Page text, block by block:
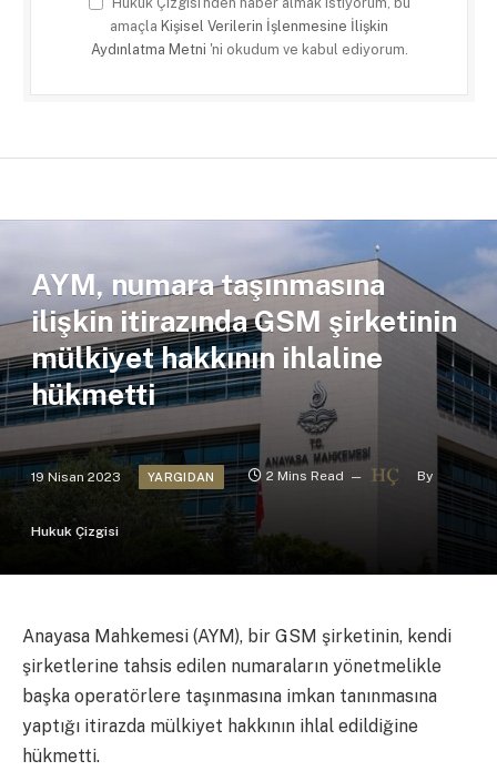
amaçla Kişisel Verilerin İşlenmesine İlişkin
Aydınlatma Metni 'ni okudum ve kabul ediyorum.
AYM, numara taşınmasına
ilişkin itirazında GSM şirketinin
mülkiyet hakkının ihlaline
hükmetti
19 Nisan 2023 YARGIDAN 2 Mins Read By
Hukuk Çizgisi
Anayasa Mahkemesi (AYM), bir GSM şirketinin, kendi
şirketlerine tahsis edilen numaraların yönetmelikle
başka operatörlere taşınmasına imkan tanınmasına
yaptığı itirazda mülkiyet hakkının ihlal edildiğine
hükmetti.